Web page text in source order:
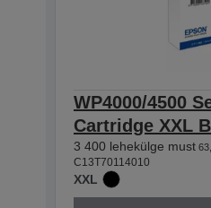
WP4000/4500
Cartridge XXL
3 400 lehekülge must
C13T70114010
XXL